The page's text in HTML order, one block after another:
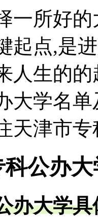
一所好
起点,是
人生的
大学名
天津市
公办
办大学